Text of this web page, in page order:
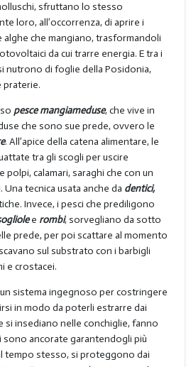
sfruttano lo stesso
loro, all’occorrenza, di aprire i
che mangiano, trasformandoli
da cui trarre energia. E tra i
nutrono di foglie della Posidonia,
praterie.
pesce mangiameduse, che vive in
che sono sue prede, ovvero le
. All’apice della catena alimentare, le
tra gli scogli per uscire
polpi, calamari, saraghi che con un
tecnica usata anche da dentici,
Invece, i pesci che prediligono
e rombi, sorvegliano da sotto
prede, per poi scattare al momento
sul substrato con i barbigli
e crostacei.
sistema ingegnoso per costringere
in modo da poterli estrarre dai
si insediano nelle conchiglie, fanno
sono ancorate garantendogli più
tempo stesso, si proteggono dai